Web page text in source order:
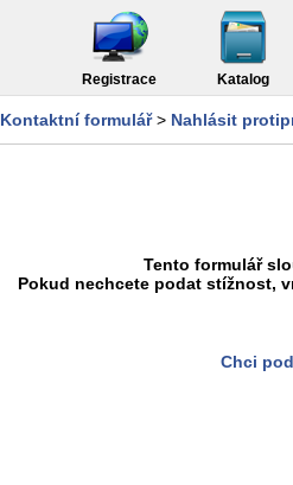
Registrace Katalog
Kontaktní formulář> Nahlásit
Tento formulář
Pokud nechcete podat stížnost,
Chci